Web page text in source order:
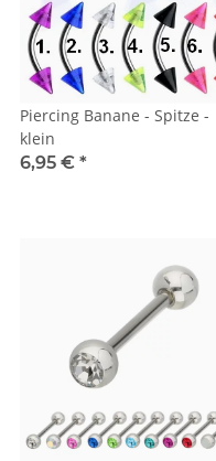
Piercing Banane - Spitze -
klein
6,95 € *